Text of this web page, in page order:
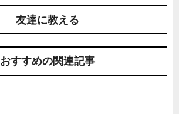
友達に教える
おすすめの関連記事